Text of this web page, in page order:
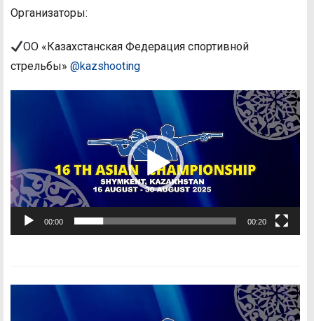
Организаторы:
ОО «Казахстанская Федерация спортивной
стрельбы» @kazshooting
Видеоплеер
00:00 00:20